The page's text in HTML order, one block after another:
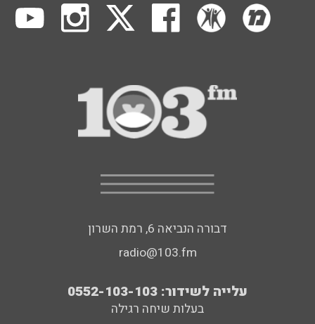
דבורה הנביאה 6, רמת השרון
radio@103.fm
עלייה לשידור: 0552-103-103
בעלות שיחה רגילה